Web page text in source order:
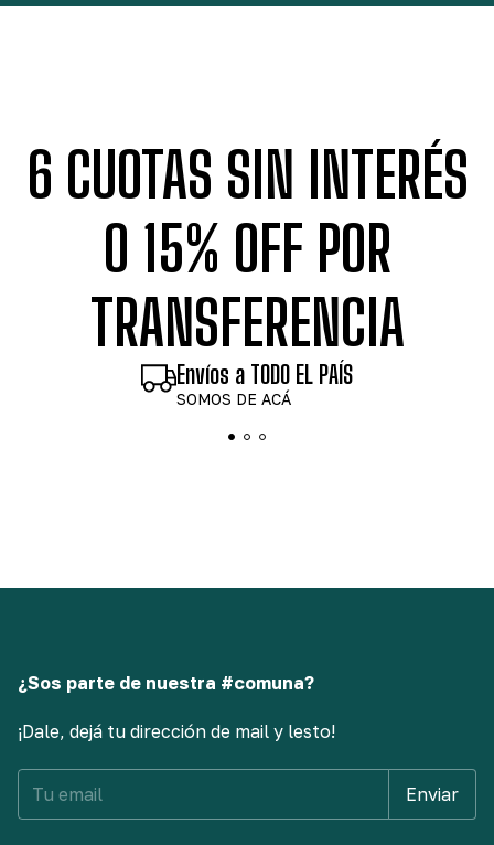
6 CUOTAS SIN INTERÉS
O 15% OFF POR
TRANSFERENCIA
Envíos a TODO EL PAÍS
SOMOS DE ACÁ
¿Sos parte de nuestra #comuna?
¡Dale, dejá tu dirección de mail y lesto!